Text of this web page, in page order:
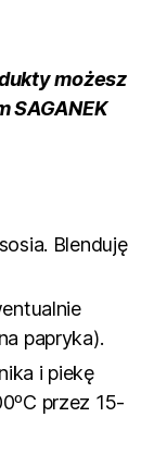
możesz
SAGANEK
Blenduję
papryka).
i piekę
przez 15-